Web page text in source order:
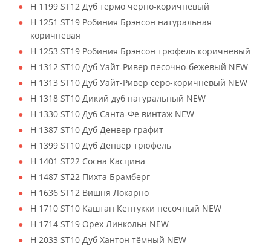
H 1199 ST12 Дуб термо чёрно-коричневый
H 1251 ST19 Робиния Брэнсон натуральная
коричневая
H 1253 ST19 Робиния Брэнсон трюфель коричневый
H 1312 ST10 Дуб Уайт-Ривер песочно-бежевый NEW
H 1313 ST10 Дуб Уайт-Ривер серо-коричневый NEW
H 1318 ST10 Дикий дуб натуральный NEW
H 1330 ST10 Дуб Санта-Фе винтаж NEW
H 1387 ST10 Дуб Денвер графит
H 1399 ST10 Дуб Денвер трюфель
H 1401 ST22 Сосна Касцина
H 1487 ST22 Пихта Брамберг
H 1636 ST12 Вишня Локарно
H 1710 ST10 Каштан Кентукки песочный NEW
H 1714 ST19 Орех Линкольн NEW
H 2033 ST10 Дуб Хантон тёмный NEW